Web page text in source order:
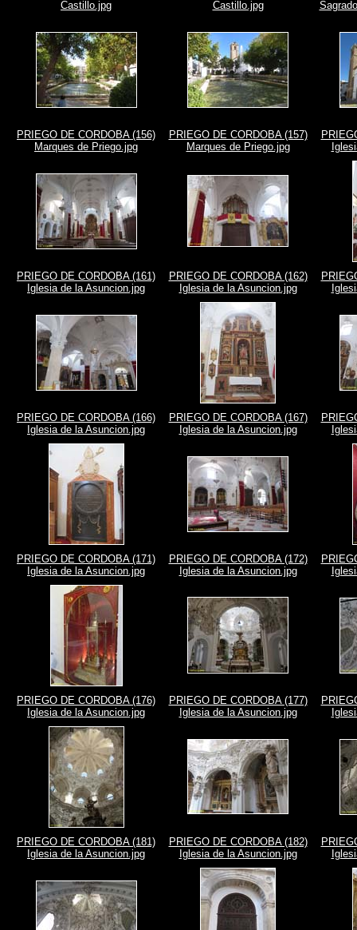
Castillo.jpg
Castillo.jpg
PRIEGO DE CORDOBA (156)
Marques de Priego.jpg
PRIEGO DE CORDOBA (157)
Marques de Priego.jpg
PRIEGO DE CORDOBA (161)
Iglesia de la Asuncion.jpg
PRIEGO DE CORDOBA (162)
Iglesia de la Asuncion.jpg
PRIEGO DE CORDOBA (166)
Iglesia de la Asuncion.jpg
PRIEGO DE CORDOBA (167)
Iglesia de la Asuncion.jpg
PRIEGO DE CORDOBA (171)
Iglesia de la Asuncion.jpg
PRIEGO DE CORDOBA (172)
Iglesia de la Asuncion.jpg
PRIEGO DE CORDOBA (176)
Iglesia de la Asuncion.jpg
PRIEGO DE CORDOBA (177)
Iglesia de la Asuncion.jpg
PRIEGO DE CORDOBA (181)
Iglesia de la Asuncion.jpg
PRIEGO DE CORDOBA (182)
Iglesia de la Asuncion.jpg